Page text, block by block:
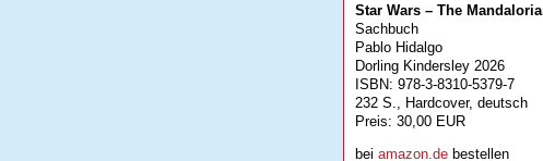
Star Wars – The
Sachbuch
Pablo Hidalgo
Dorling Kindersley 2026
ISBN: 978-3-8310-5379-7
232 S., Hardcover, deutsch
Preis: 30,00 EUR
bei amazon.de bestellen